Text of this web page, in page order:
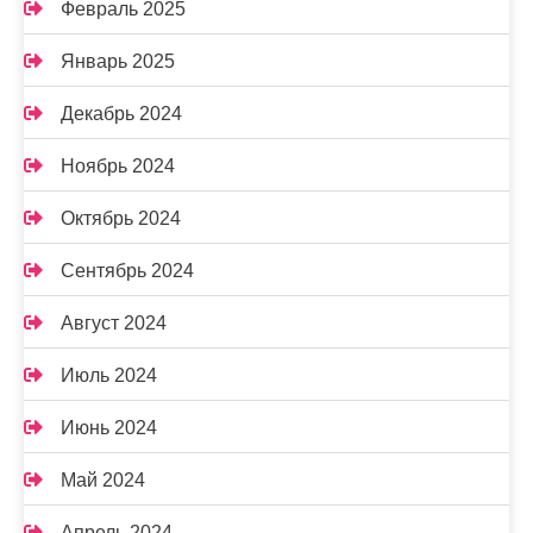
Февраль 2025
Январь 2025
Декабрь 2024
Ноябрь 2024
Октябрь 2024
Сентябрь 2024
Август 2024
Июль 2024
Июнь 2024
Май 2024